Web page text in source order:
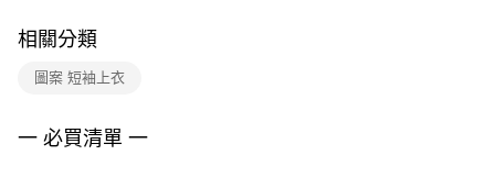
※ 交易是否成功請以「AFTEE先享後付 」之結帳頁面顯示為準，若有關於
是否繳費成功／繳費後需取消欲退款等相關疑問，請聯繫「AFTEE先享後付
客戶支援中心」https://netprotections.freshdesk.com/support/home
１．透過由恩沛科技股份有限公司提供之「AFTEE先享後付」服務完成之交
易，需依本服務之必要範圍內提供個人資料，並將交易相關給付款項請求債
相關分類
圖案 短袖上衣
一 必買清單 一